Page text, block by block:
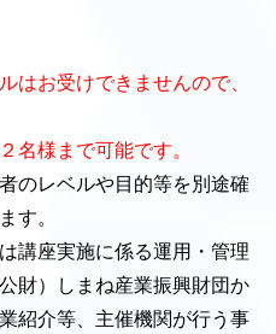
はお受けできませんので、
名様まで可能です。
のレベルや⽬的等を別途確
す。
講座実施に係る運用・管理
財）しまね産業振興財団か
紹介等、主催機関が行う事